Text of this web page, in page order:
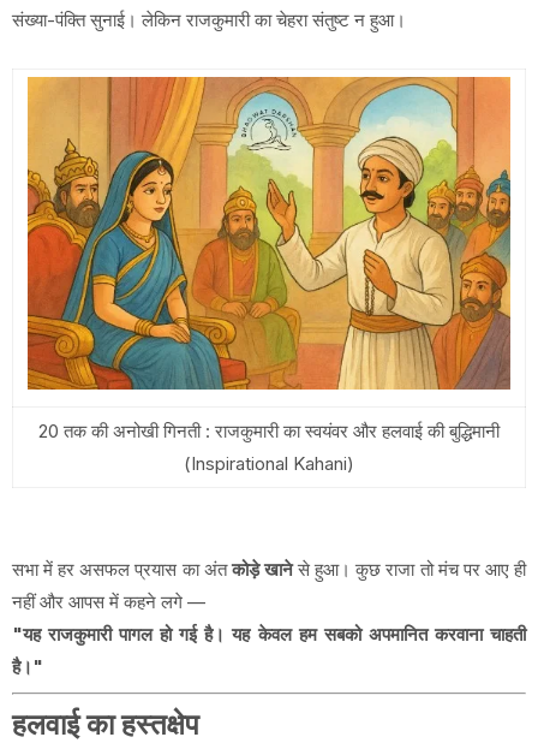
संख्या-पंक्ति सुनाई। लेकिन राजकुमारी का चेहरा संतुष्ट न हुआ।
20 तक की अनोखी गिनती : राजकुमारी का स्वयंवर और हलवाई की बुद्धिमानी
(Inspirational Kahani)
सभा में हर असफल प्रयास का अंतकोड़े खानेसे हुआ। कुछ राजा तो मंच पर आए ही
नहीं और आपस में कहने लगे —
"यह राजकुमारी पागल हो गई है। यह केवल हम सबको अपमानित करवाना चाहती
है।"
हलवाई का हस्तक्षेप